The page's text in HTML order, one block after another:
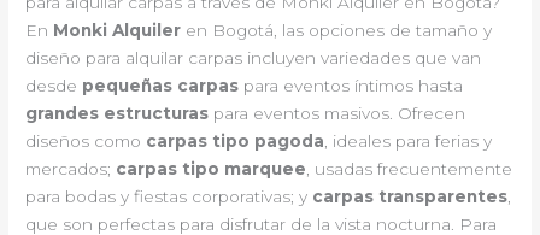
En Monki Alquiler en Bogotá, las opciones de tamaño y
diseño para alquilar carpas incluyen variedades que van
desde pequeñas carpas para eventos íntimos hasta
grandes estructuras para eventos masivos. Ofrecen
diseños como carpas tipo pagoda , ideales para ferias y
mercados; carpas tipo marquee , usadas frecuentemente
para bodas y fiestas corporativas; y carpas transparentes
que son perfectas para disfrutar de la vista nocturna. Para